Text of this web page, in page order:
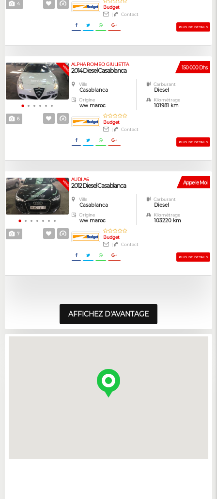
4
Budget
|
Contact
PLUS DE DÉTAILS
6
VENDUE 150 000 Dhs
ALPHA ROMEO GIULIETTA
2014 Diesel Casablanca
Ville
Casablanca
Carburant
Diesel
Origine
ww maroc
Kilométrage
101981 km
Budget
|
Contact
PLUS DE DÉTAILS
7
VENDUE Appelle Moi
AUDI A6
2012 Diesel Casablanca
Ville
Casablanca
Carburant
Diesel
Origine
ww maroc
Kilométrage
103220 km
Budget
|
Contact
PLUS DE DÉTAILS
AFFICHEZ D'AVANTAGE